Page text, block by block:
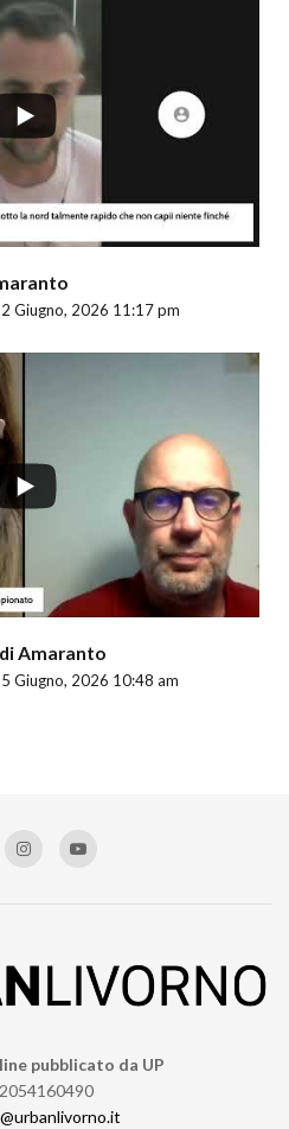
Giugno, 2026 11:17 pm
Amaranto
Giugno, 2026 10:48 am
pubblicato da UP